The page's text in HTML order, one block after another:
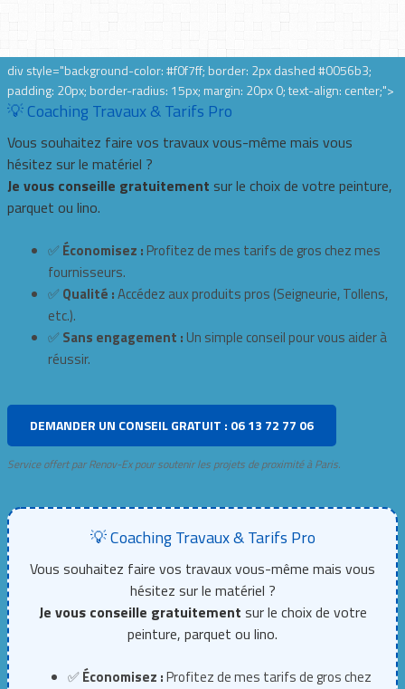
div style="background-color: #f0f7ff; border: 2px dashed #0056b3;
padding: 20px; border-radius: 15px; margin: 20px 0; text-align: center;">
💡 Coaching Travaux & Tarifs Pro
Vous souhaitez faire vos travaux vous-même mais vous
hésitez sur le matériel ?
Je vous conseille gratuitement sur le choix de votre peinture,
parquet ou lino.
✅ Économisez : Profitez de mes tarifs de gros chez mes
fournisseurs.
✅ Qualité :Accédez aux produits pros (Seigneurie, Tollens,
etc.).
✅ Sans engagement : Un simple conseil pour vous aider à
réussir.
DEMANDER UN CONSEIL GRATUIT : 06 13 72 77 06
Service offert par Renov-Ex pour soutenir les projets de proximité à Paris.
💡 Coaching Travaux & Tarifs Pro
Vous souhaitez faire vos travaux vous-même mais vous
hésitez sur le matériel ?
Je vous conseille gratuitement sur le choix de votre
peinture, parquet ou lino.
✅Économisez :Profitez de mes tarifs de gros chez